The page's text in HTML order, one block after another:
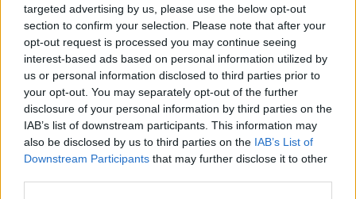
targeted advertising by us, please use the below opt-out
section to confirm your selection. Please note that after your
opt-out request is processed you may continue seeing
interest-based ads based on personal information utilized by
us or personal information disclosed to third parties prior to
your opt-out. You may separately opt-out of the further
disclosure of your personal information by third parties on the
IAB’s list of downstream participants. This information may
also be disclosed by us to third parties on the IAB’s List of
Downstream Participants that may further disclose it to other
baja presenta tres vanos con arcos de medio punto
cerrados por unas verjas de hierro forjado. Además,
presenta un lóbrego calabozo en el sótano, cubierto
por una cúpula con cañón de ladrillos. Sobre la planta
superior un friso en forma de gola; y finalmente,
coronando el edificio, un blasón de los Borbones, con
el escudo de armas de Carlos IV; en la base del mismo
reza \t;A.D. MDCCLXXXIX\t; (año de 1789) fecha en la
que se finalizó la construcción del edificio.